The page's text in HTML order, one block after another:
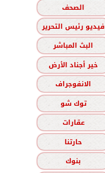
الصحف
فيديو رئيس التحرير
البث المباشر
خير أجناد الأرض
الانفوجراف
توك شو
عقارات
حارتنا
بنوك